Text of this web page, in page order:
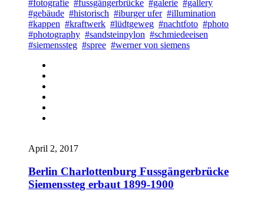
#fotografie #fussgängerbrücke #galerie #gallery
#gebäude #historisch #iburger ufer #illumination
#kappen #kraftwerk #lüdtgeweg #nachtfoto #photo
#photography #sandsteinpylon #schmiedeeisen
#siemenssteg #spree #werner von siemens
April 2, 2017
Berlin Charlottenburg Fussgängerbrücke
Siemenssteg erbaut 1899-1900